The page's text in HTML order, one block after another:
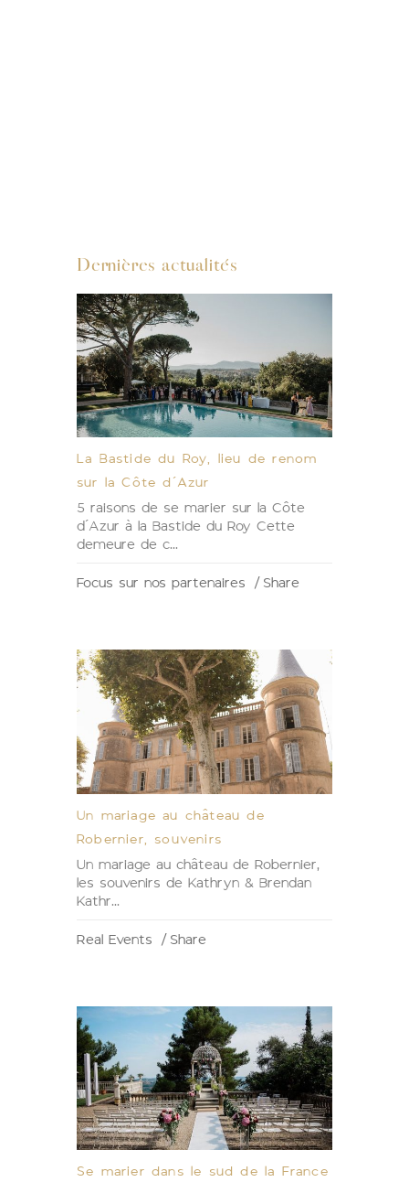
Dernières actualités
La Bastide du Roy, lieu de renom
sur la Côte d’Azur
5 raisons de se marier sur la Côte
d’Azur à la Bastide du Roy Cette
demeure de c...
Focus sur nos partenaires
Share
Un mariage au château de
Robernier, souvenirs
Un mariage au château de Robernier,
les souvenirs de Kathryn & Brendan
Kathr...
Real Events
Share
Se marier dans le sud de la France